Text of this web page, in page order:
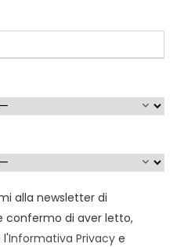
alla newsletter di
confermo di aver letto,
Informativa Privacy e
orari, l’Orfanotrofio di Suor
Rosaria; l’Orfanotrofio